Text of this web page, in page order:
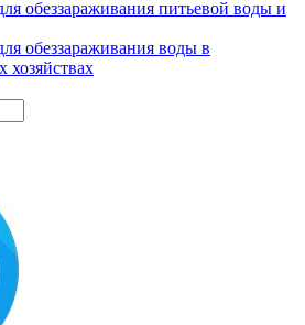
обеззараживания питьевой воды и
обеззараживания воды в
хозяйствах